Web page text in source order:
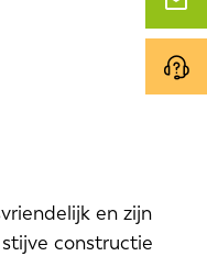
en zijn
constructie